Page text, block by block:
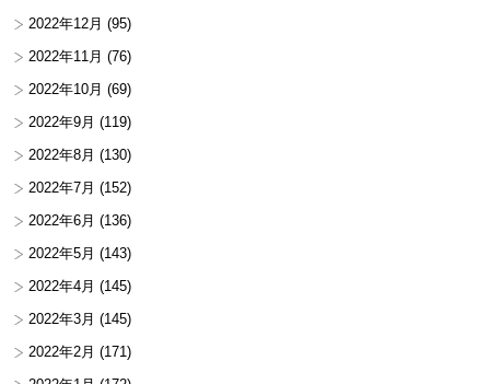
2022年12月 (95)
2022年11月 (76)
2022年10月 (69)
2022年9月 (119)
2022年8月 (130)
2022年7月 (152)
2022年6月 (136)
2022年5月 (143)
2022年4月 (145)
2022年3月 (145)
2022年2月 (171)